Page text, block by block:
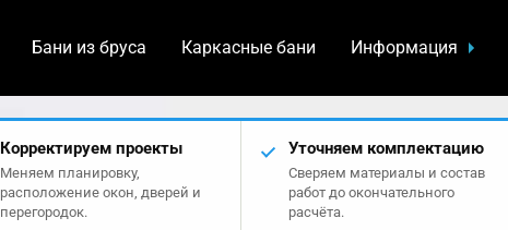
Бани из бруса Каркасные бани Информация
Корректируем проекты
Меняем планировку,
расположение окон, дверей и
перегородок.
Уточняем комплектацию
Сверяем материалы и состав
работ до окончательного
расчёта.